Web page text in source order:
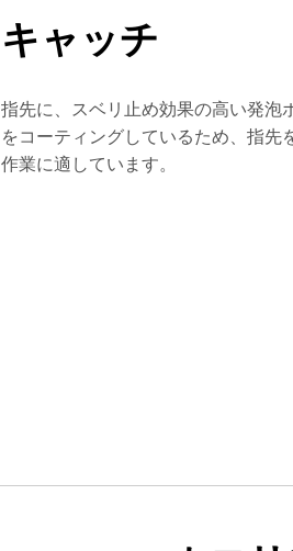
キャッチ
指先に、スベリ止め効果の高い発泡
をコーティングしているため、指先
作業に適しています。